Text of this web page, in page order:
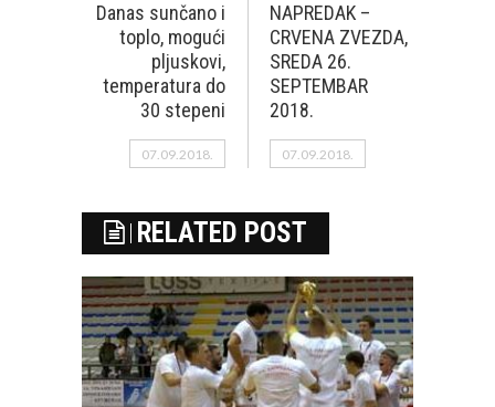
Danas sunčano i
toplo, mogući
pljuskovi,
temperatura do
30 stepeni
07.09.2018.
NAPREDAK –
CRVENA ZVEZDA,
SREDA 26.
SEPTEMBAR
2018.
07.09.2018.
RELATED POST